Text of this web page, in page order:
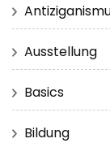
Ausstellung
Basics
Bildung